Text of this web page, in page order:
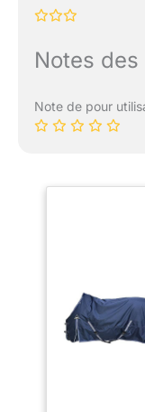
Notes
Note de pour